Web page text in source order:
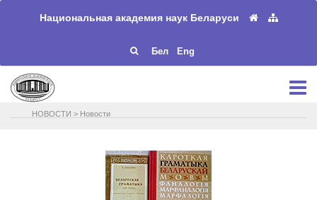
Национальная академия наук Беларуси
Бел Eng
НОВОСТИ > Новости